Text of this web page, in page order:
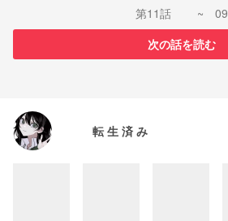
第11話 ~ 09
次の話を読む
転 生 済 み